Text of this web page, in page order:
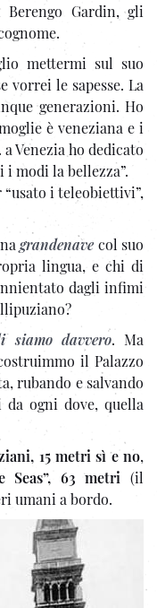
Berengo Gardin, gli
mettermi sul suo
vorrei le sapesse. La
generazioni. Ho
è veneziana e i
Venezia ho dedicato
modi la bellezza”.
i teleobiettivi”,
grandenavecol suo
lingua, e chi di
dagli infimi
siamo davvero. Ma
il Palazzo
rubando e salvando
ogni dove, quella
15 metri sì e no,
Seas”, 63 metri (il
umani a bordo.